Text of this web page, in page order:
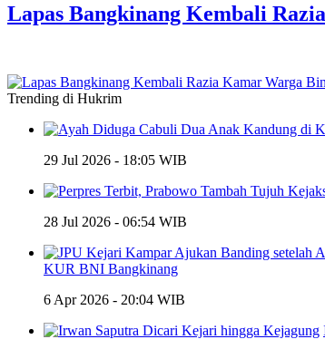
Lapas Bangkinang Kembali
Trending di Hukrim
29 Jul 2026 - 18:05 WIB
28 Jul 2026 - 06:54 WIB
KUR BNI Bangkinang
6 Apr 2026 - 20:04 WIB